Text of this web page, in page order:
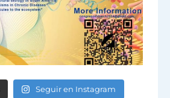
Seguir en Instagram